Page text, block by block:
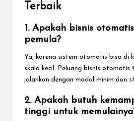
Terbaik
1. Apakah bisnis
pemula?
Ya, karena sistem otomatis bisa di
skala kecil. Peluang bisnis otomatis
jalankan dengan modal minim dan
2. Apakah butuh
tinggi untuk